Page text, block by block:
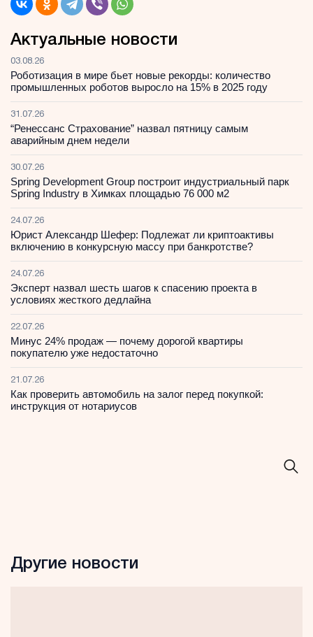
Актуальные новости
03.08.26
Роботизация в мире бьет новые рекорды: количество
промышленных роботов выросло на 15% в 2025 году
31.07.26
“Ренессанс Страхование” назвал пятницу самым
аварийным днем недели
30.07.26
Spring Development Group построит индустриальный парк
Spring Industry в Химках площадью 76 000 м2
24.07.26
Юрист Александр Шефер: Подлежат ли криптоактивы
включению в конкурсную массу при банкротстве?
24.07.26
Эксперт назвал шесть шагов к спасению проекта в
условиях жесткого дедлайна
22.07.26
Минус 24% продаж — почему дорогой квартиры
покупателю уже недостаточно
21.07.26
Как проверить автомобиль на залог перед покупкой:
инструкция от нотариусов
Другие новости